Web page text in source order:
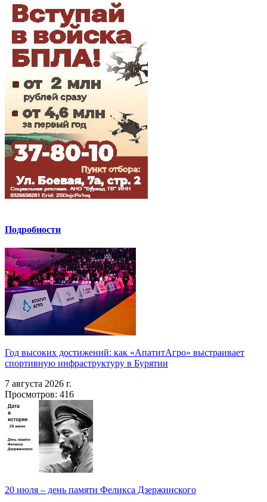
Подробности
Год высоких достижений: как «АпатитАгро» выстраивает
спортивную инфраструктуру в Бурятии
7 августа 2026 г.
Просмотров: 416
20 июля – день памяти Феликса Дзержинского